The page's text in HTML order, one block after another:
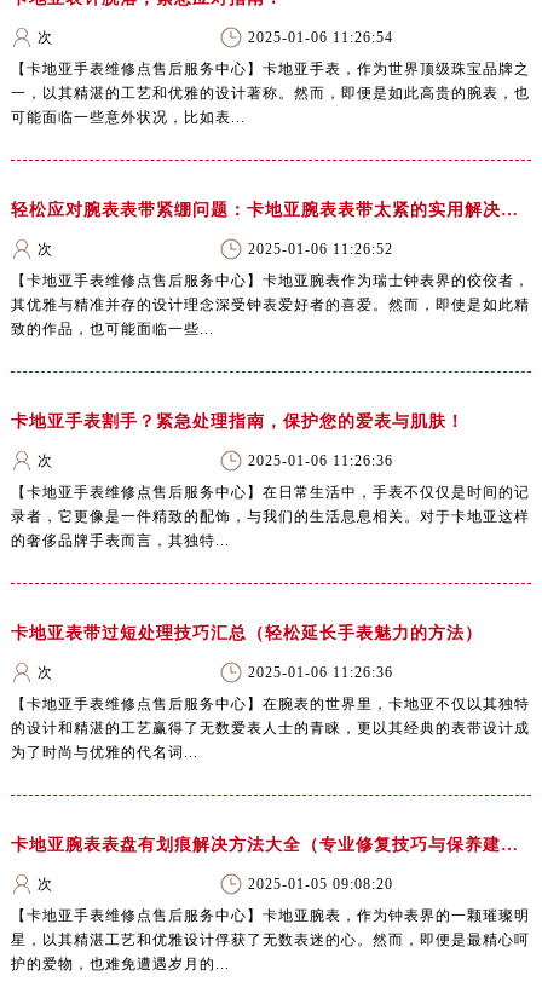
次
2025-01-06 11:26:54
【卡地亚手表维修点售后服务中心】卡地亚手表，作为世界顶级珠宝品牌之
一，以其精湛的工艺和优雅的设计著称。然而，即便是如此高贵的腕表，也
可能面临一些意外状况，比如表...
轻松应对腕表表带紧绷问题：卡地亚腕表表带太紧的实用解决方案！
次
2025-01-06 11:26:52
【卡地亚手表维修点售后服务中心】卡地亚腕表作为瑞士钟表界的佼佼者，
其优雅与精准并存的设计理念深受钟表爱好者的喜爱。然而，即使是如此精
致的作品，也可能面临一些...
卡地亚手表割手？紧急处理指南，保护您的爱表与肌肤！
次
2025-01-06 11:26:36
【卡地亚手表维修点售后服务中心】在日常生活中，手表不仅仅是时间的记
录者，它更像是一件精致的配饰，与我们的生活息息相关。对于卡地亚这样
的奢侈品牌手表而言，其独特...
卡地亚表带过短处理技巧汇总（轻松延长手表魅力的方法）
次
2025-01-06 11:26:36
【卡地亚手表维修点售后服务中心】在腕表的世界里，卡地亚不仅以其独特
的设计和精湛的工艺赢得了无数爱表人士的青睐，更以其经典的表带设计成
为了时尚与优雅的代名词...
卡地亚腕表表盘有划痕解决方法大全（专业修复技巧与保养建议）
次
2025-01-05 09:08:20
【卡地亚手表维修点售后服务中心】卡地亚腕表，作为钟表界的一颗璀璨明
星，以其精湛工艺和优雅设计俘获了无数表迷的心。然而，即便是最精心呵
护的爱物，也难免遭遇岁月的...